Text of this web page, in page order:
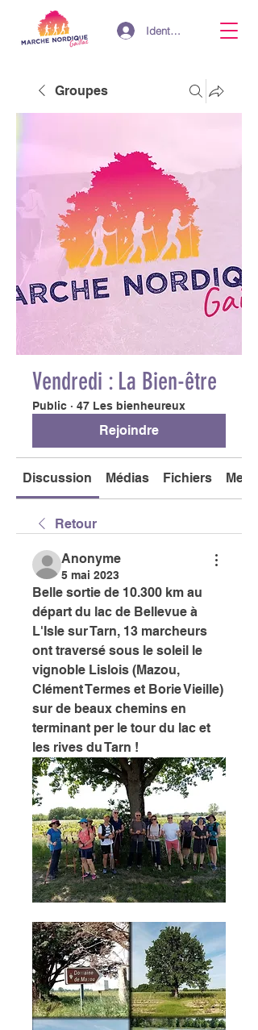
Identifiant
Groupes
Vendredi : La Bien-être
Public · 47 Les bienheureux
Rejoindre
Discussion Médias Fichiers
Retour
Anonyme
5 mai 2023
Belle sortie de 10.300 km au
départ du lac de Bellevue à
L'Isle sur Tarn, 13 marcheurs
ont traversé sous le soleil le
vignoble Lislois (Mazou,
Clément Termes et Borie Vieille)
sur de beaux chemins en
terminant per le tour du lac et
les rives du Tarn !